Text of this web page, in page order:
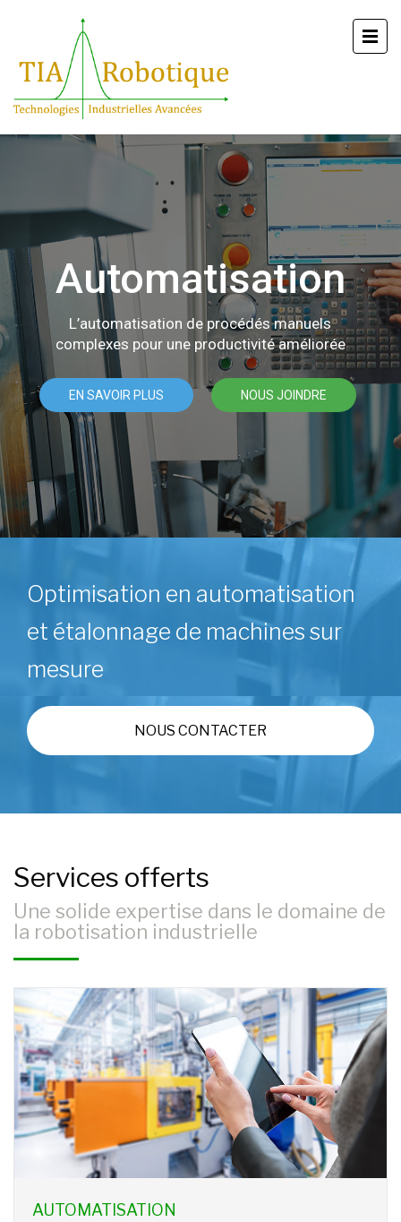
Automatisation
L’automatisation de procédés manuels
complexes pour une productivité améliorée
EN SAVOIR PLUS NOUS JOINDRE
Optimisation en automatisation
et étalonnage de machines sur
mesure
NOUS CONTACTER
Services offerts
Une solide expertise dans le domaine de
la robotisation industrielle
AUTOMATISATION